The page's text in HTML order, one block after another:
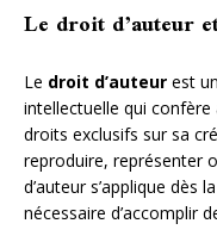
Le droit d’auteur
Le droit d’auteur est
intellectuelle qui confère
droits exclusifs sur sa
reproduire, représenter
d’auteur s’applique dès
nécessaire d’accomplir